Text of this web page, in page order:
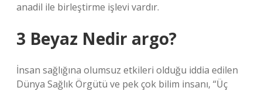
anadil ile birleştirme işlevi vardır.
3 Beyaz Nedir argo?
İnsan sağlığına olumsuz etkileri olduğu iddia edilen
Dünya Sağlık Örgütü ve pek çok bilim insanı, “Üç